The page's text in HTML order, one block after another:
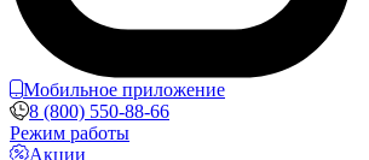
Мобильное приложение
8 (800) 550-88-66
Режим работы
Акции